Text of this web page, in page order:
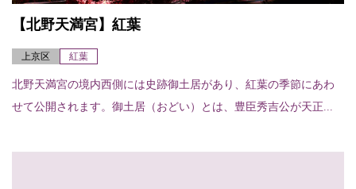
【北野天満宮】紅葉
上京区 紅葉
北野天満宮の境内西側には史跡御土居があり、紅葉の季節にあわ
せて公開されます。御土居（おどい）とは、豊臣秀吉公が天正...